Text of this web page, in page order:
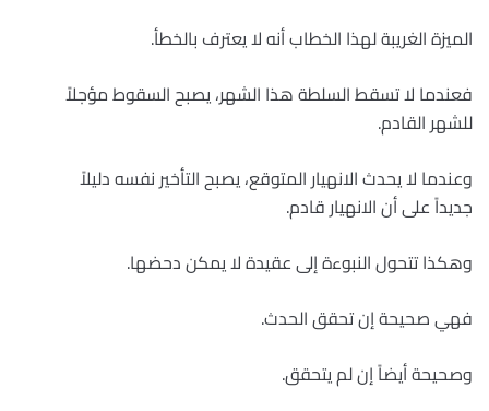
الميزة الغريبة لهذا الخطاب أنه لا يعترف بالخطأ.
فعندما لا تسقط السلطة هذا الشهر، يصبح السقوط مؤجلاً
للشهر القادم.
وعندما لا يحدث الانهيار المتوقع، يصبح التأخير نفسه دليلاً
جديداً على أن الانهيار قادم.
وهكذا تتحول النبوءة إلى عقيدة لا يمكن دحضها.
فهي صحيحة إن تحقق الحدث.
وصحيحة أيضاً إن لم يتحقق.